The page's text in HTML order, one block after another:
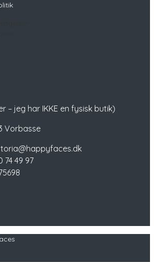
– jeg har IKKE en fysisk butik)
Vorbasse
74 49 97